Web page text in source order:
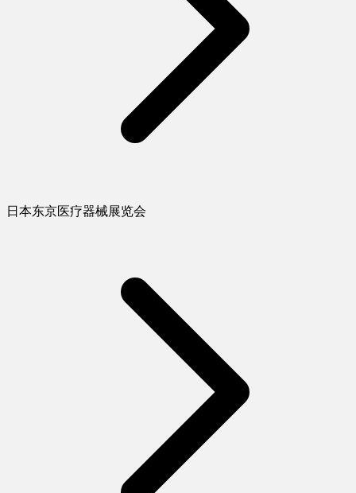
日本东京医疗器械展览会